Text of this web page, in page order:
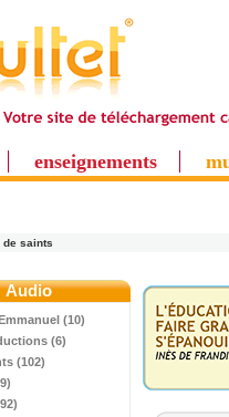
enseignements
de saints
Audio
(10)
(6)
(102)